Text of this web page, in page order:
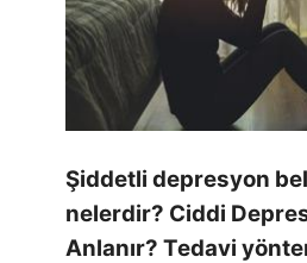
Şiddetli depresyon
nelerdir? Ciddi
Anlanır? Tedavi